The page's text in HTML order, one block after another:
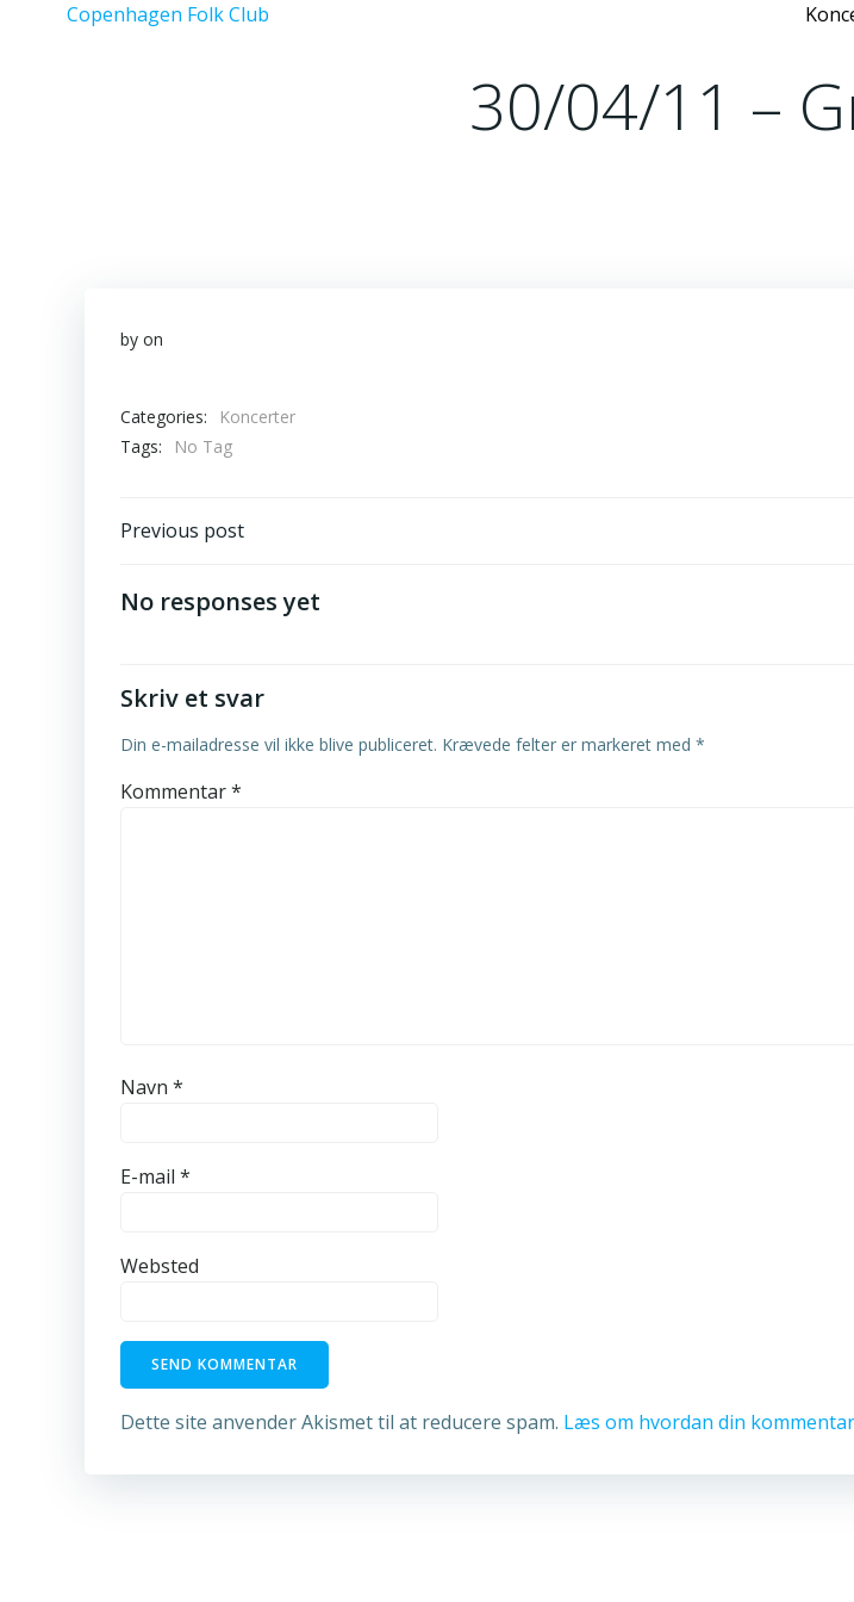
Copenhagen Folk Club
30/04/11 –
by on
Categories:
Koncerter
Tags:
No Tag
Post
navigation
Previous post
No responses yet
Skriv et svar
Din e-mailadresse vil ikke blive publiceret. Krævede felter er markeret med *
Kommentar*
Navn *
E-mail *
Websted
Dette site anvender Akismet til at reducere spam. Læs om hvordan din